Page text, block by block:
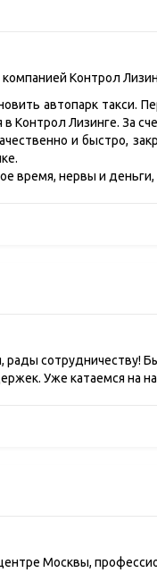
Контрол
автопарк такси.
Контрол Лизинге. За
и быстро,
время, нервы и
рады сотрудничеству!
Уже катаемся на
Москвы,